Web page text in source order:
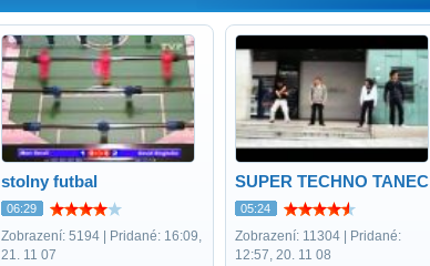
stolny futbal
06:29
Zobrazení: 5194 | Pridané: 16:09,
21. 11 07
SUPER TECHNO TANEC
05:24
Zobrazení: 11304 | Pridané:
12:57, 20. 11 08